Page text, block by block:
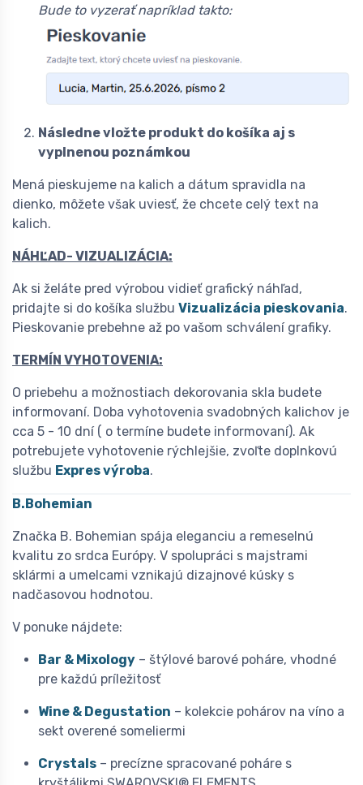
Bude to vyzerať napríklad takto:
Následne vložte produkt do košíka aj s
vyplnenou poznámkou
Mená pieskujeme na kalich a dátum spravidla na
dienko, môžete však uviesť, že chcete celý text na
kalich.
NÁHĽAD- VIZUALIZÁCIA:
Ak si želáte pred výrobou vidieť grafický náhľad,
pridajte si do košíka službu Vizualizácia pieskovania.
Pieskovanie prebehne až po vašom schválení grafiky.
TERMÍN VYHOTOVENIA:
O priebehu a možnostiach dekorovania skla budete
informovaní. Doba vyhotovenia svadobných kalichov je
cca 5 - 10 dní ( o termíne budete informovaní). Ak
potrebujete vyhotovenie rýchlejšie, zvoľte doplnkovú
službu Expres výroba.
B.Bohemian
Značka B. Bohemian spája eleganciu a remeselnú
kvalitu zo srdca Európy. V spolupráci s majstrami
sklármi a umelcami vznikajú dizajnové kúsky s
nadčasovou hodnotou.
V ponuke nájdete:
Bar & Mixology – štýlové barové poháre, vhodné
pre každú príležitosť
Wine & Degustation – kolekcie pohárov na víno a
sekt overené someliermi
Crystals – precízne spracované poháre s